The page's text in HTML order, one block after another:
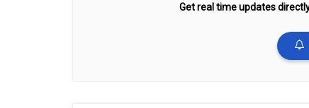
Get real time updates